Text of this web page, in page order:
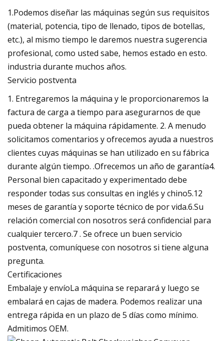
1.Podemos diseñar las máquinas según sus requisitos
(material, potencia, tipo de llenado, tipos de botellas,
etc.), al mismo tiempo le daremos nuestra sugerencia
profesional, como usted sabe, hemos estado en esto.
industria durante muchos años.
Servicio postventa
1. Entregaremos la máquina y le proporcionaremos la
factura de carga a tiempo para asegurarnos de que
pueda obtener la máquina rápidamente. 2. A menudo
solicitamos comentarios y ofrecemos ayuda a nuestros
clientes cuyas máquinas se han utilizado en su fábrica
durante algún tiempo. .Ofrecemos un año de garantía4.
Personal bien capacitado y experimentado debe
responder todas sus consultas en inglés y chino5.12
meses de garantía y soporte técnico de por vida.6.Su
relación comercial con nosotros será confidencial para
cualquier tercero.7 . Se ofrece un buen servicio
postventa, comuníquese con nosotros si tiene alguna
pregunta.
Certificaciones
Embalaje y envíoLa máquina se reparará y luego se
embalará en cajas de madera. Podemos realizar una
entrega rápida en un plazo de 5 días como mínimo.
Admitimos OEM.